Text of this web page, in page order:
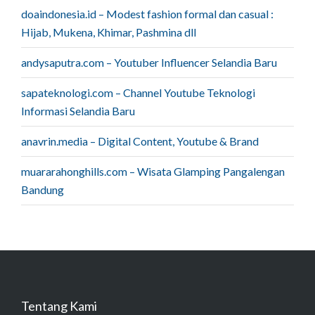
doaindonesia.id – Modest fashion formal dan casual :
Hijab, Mukena, Khimar, Pashmina dll
andysaputra.com – Youtuber Influencer Selandia Baru
sapateknologi.com – Channel Youtube Teknologi
Informasi Selandia Baru
anavrin.media – Digital Content, Youtube & Brand
muararahonghills.com – Wisata Glamping Pangalengan
Bandung
Tentang Kami